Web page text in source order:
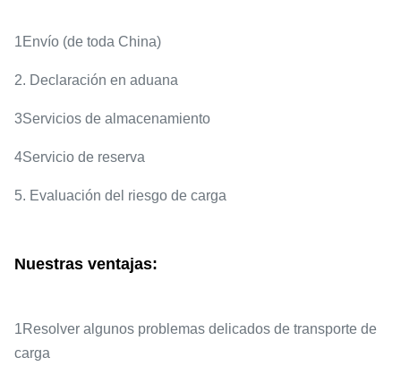
1Envío (de toda China)
2. Declaración en aduana
3Servicios de almacenamiento
4Servicio de reserva
5. Evaluación del riesgo de carga
Nuestras ventajas:
1Resolver algunos problemas delicados de transporte de
carga